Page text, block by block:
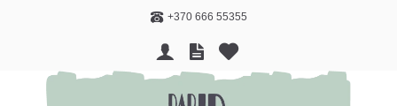
+370 666 55355